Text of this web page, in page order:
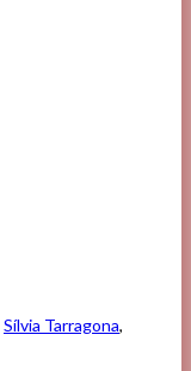
Sílvia Tarragona,